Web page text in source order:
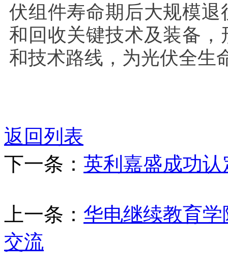
伏组件寿命期后大规模
和回收关键技术及装备
和技术路线，为光伏全生
返回列表
下一条： 英利嘉盛成功认
上一条： 华电继续教育
交流